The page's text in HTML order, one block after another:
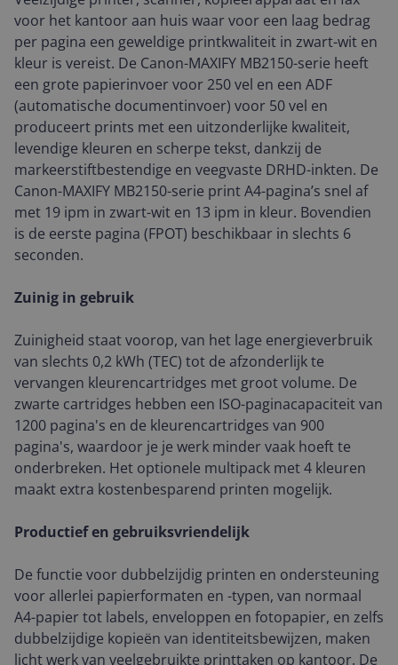
voor het kantoor aan huis waar voor een laag bedrag
per pagina een geweldige printkwaliteit in zwart-wit en
kleur is vereist. De Canon-MAXIFY MB2150-serie heeft
een grote papierinvoer voor 250 vel en een ADF
(automatische documentinvoer) voor 50 vel en
produceert prints met een uitzonderlijke kwaliteit,
levendige kleuren en scherpe tekst, dankzij de
markeerstiftbestendige en veegvaste DRHD-inkten. De
Canon-MAXIFY MB2150-serie print A4-pagina’s snel af
met 19 ipm in zwart-wit en 13 ipm in kleur. Bovendien
is de eerste pagina (FPOT) beschikbaar in slechts 6
seconden.
Zuinig in gebruik
Zuinigheid staat voorop, van het lage energieverbruik
van slechts 0,2 kWh (TEC) tot de afzonderlijk te
vervangen kleurencartridges met groot volume. De
zwarte cartridges hebben een ISO-paginacapaciteit van
1200 pagina's en de kleurencartridges van 900
pagina's, waardoor je je werk minder vaak hoeft te
onderbreken. Het optionele multipack met 4 kleuren
maakt extra kostenbesparend printen mogelijk.
Productief en gebruiksvriendelijk
De functie voor dubbelzijdig printen en ondersteuning
voor allerlei papierformaten en -typen, van normaal
A4-papier tot labels, enveloppen en fotopapier, en zelfs
dubbelzijdige kopieën van identiteitsbewijzen, maken
licht werk van veelgebruikte printtaken op kantoor. De